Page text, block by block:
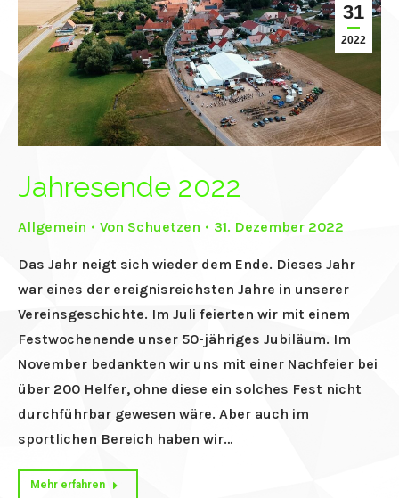
31
2022
Jahresende 2022
Allgemein Von Schuetzen 31. Dezember 2022
Das Jahr neigt sich wieder dem Ende. Dieses Jahr
war eines der ereignisreichsten Jahre in unserer
Vereinsgeschichte. Im Juli feierten wir mit einem
Festwochenende unser 50-jähriges Jubiläum. Im
November bedankten wir uns mit einer Nachfeier bei
über 200 Helfer, ohne diese ein solches Fest nicht
durchführbar gewesen wäre. Aber auch im
sportlichen Bereich haben wir…
Mehr erfahren